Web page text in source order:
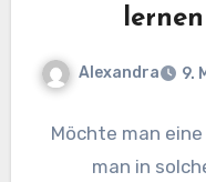
Alexandra 9.
Möchte man
man in